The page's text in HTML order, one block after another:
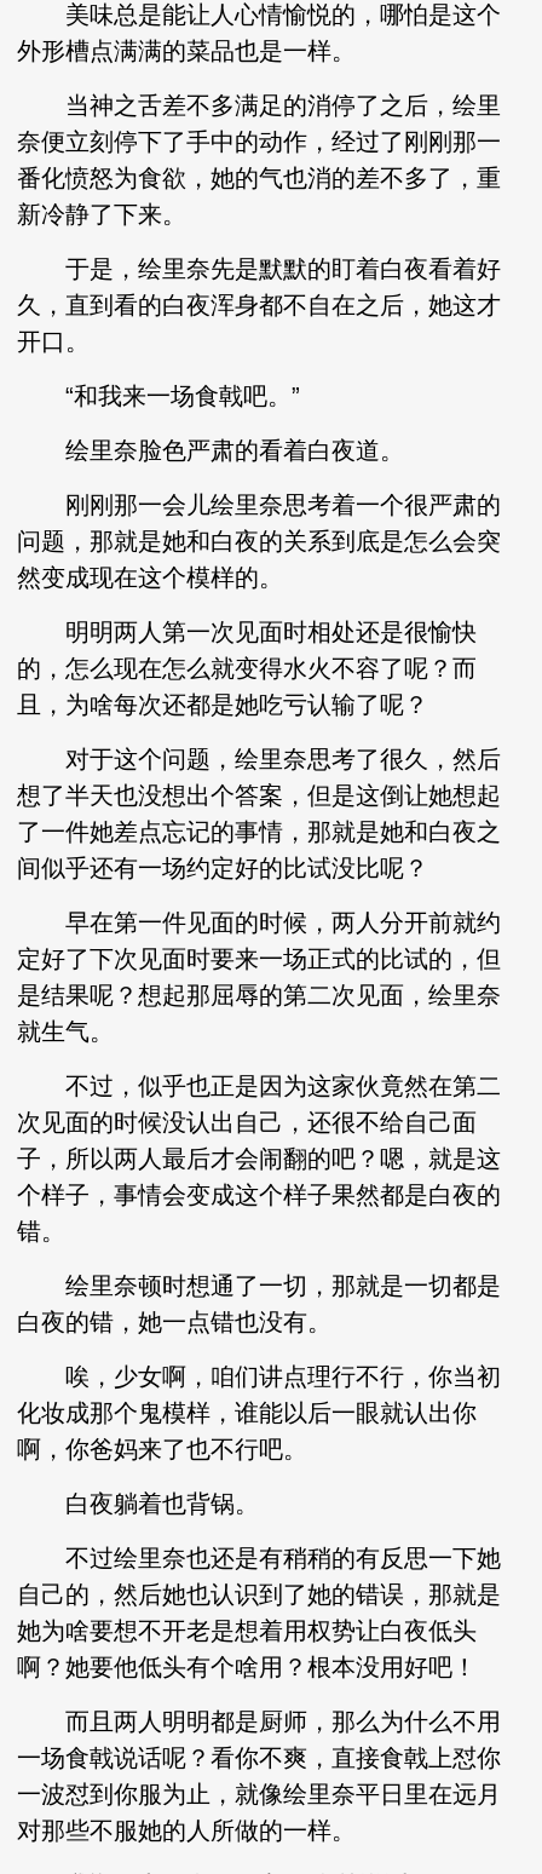
美味总是能让人心情愉悦的，哪怕是这个
外形槽点满满的菜品也是一样。
当神之舌差不多满足的消停了之后，绘里
奈便立刻停下了手中的动作，经过了刚刚那一
番化愤怒为食欲，她的气也消的差不多了，重
新冷静了下来。
于是，绘里奈先是默默的盯着白夜看着好
久，直到看的白夜浑身都不自在之后，她这才
开口。
“和我来一场食戟吧。”
绘里奈脸色严肃的看着白夜道。
刚刚那一会儿绘里奈思考着一个很严肃的
问题，那就是她和白夜的关系到底是怎么会突
然变成现在这个模样的。
明明两人第一次见面时相处还是很愉快
的，怎么现在怎么就变得水火不容了呢？而
且，为啥每次还都是她吃亏认输了呢？
对于这个问题，绘里奈思考了很久，然后
想了半天也没想出个答案，但是这倒让她想起
了一件她差点忘记的事情，那就是她和白夜之
间似乎还有一场约定好的比试没比呢？
早在第一件见面的时候，两人分开前就约
定好了下次见面时要来一场正式的比试的，但
是结果呢？想起那屈辱的第二次见面，绘里奈
就生气。
不过，似乎也正是因为这家伙竟然在第二
次见面的时候没认出自己，还很不给自己面
子，所以两人最后才会闹翻的吧？嗯，就是这
个样子，事情会变成这个样子果然都是白夜的
错。
绘里奈顿时想通了一切，那就是一切都是
白夜的错，她一点错也没有。
唉，少女啊，咱们讲点理行不行，你当初
化妆成那个鬼模样，谁能以后一眼就认出你
啊，你爸妈来了也不行吧。
白夜躺着也背锅。
不过绘里奈也还是有稍稍的有反思一下她
自己的，然后她也认识到了她的错误，那就是
她为啥要想不开老是想着用权势让白夜低头
啊？她要他低头有个啥用？根本没用好吧！
而且两人明明都是厨师，那么为什么不用
一场食戟说话呢？看你不爽，直接食戟上怼你
一波怼到你服为止，就像绘里奈平日里在远月
对那些不服她的人所做的一样。